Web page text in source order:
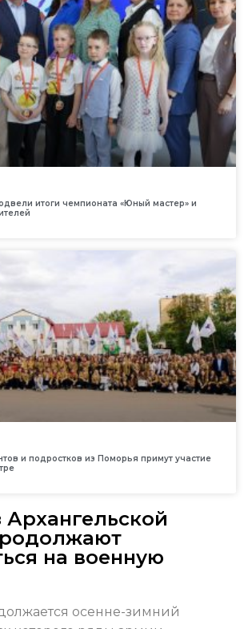
итоги чемпионата «Юный мастер» и
и подростков из Поморья примут участие
на военную
осенне-зимний